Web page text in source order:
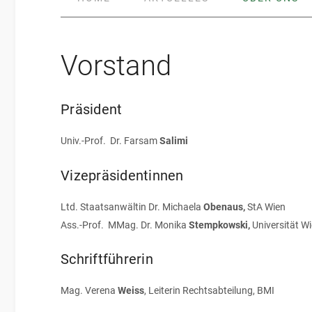
Vorstand
Präsident
Univ.-Prof. Dr. FarsamSalimi
Vizepräsidentinnen
Ltd. Staatsanwältin Dr. Michaela Obenaus,StA Wien
Ass.-Prof. MMag. Dr. Monika Stempkowski, Universität
Schriftführerin
Mag. Verena Weiss, Leiterin Rechtsabteilung, BMI